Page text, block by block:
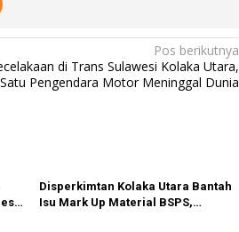
Pos berikutnya
di Trans Sulawesi Kolaka Utara,
Satu Pengendara Motor Meninggal Dunia
Disperkimtan Kolaka Utara Bantah
Isu Mark Up Material BSPS,